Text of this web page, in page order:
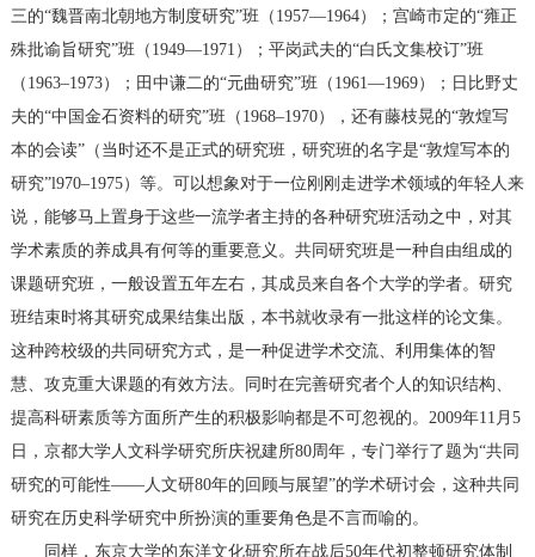
三的“魏晋南北朝地方制度研究”班（1957—1964）；宫崎市定的“雍正
殊批谕旨研究”班（1949—1971）；平岗武夫的“白氏文集校订”班
（1963–1973）；田中谦二的“元曲研究”班（1961—1969）；日比野丈
夫的“中国金石资料的研究”班（1968–1970），还有藤枝晃的“敦煌写
本的会读”（当时还不是正式的研究班，研究班的名字是“敦煌写本的
研究”l970–1975）等。可以想象对于一位刚刚走进学术领域的年轻人来
说，能够马上置身于这些一流学者主持的各种研究班活动之中，对其
学术素质的养成具有何等的重要意义。共同研究班是一种自由组成的
课题研究班，一般设置五年左右，其成员来自各个大学的学者。研究
班结束时将其研究成果结集出版，本书就收录有一批这样的论文集。
这种跨校级的共同研究方式，是一种促进学术交流、利用集体的智
慧、攻克重大课题的有效方法。同时在完善研究者个人的知识结构、
提高科研素质等方面所产生的积极影响都是不可忽视的。2009年11月5
日，京都大学人文科学研究所庆祝建所80周年，专门举行了题为“共同
研究的可能性——人文研80年的回顾与展望”的学术研讨会，这种共同
研究在历史科学研究中所扮演的重要角色是不言而喻的。
同样，东京大学的东洋文化研究所在战后50年代初整顿研究体制